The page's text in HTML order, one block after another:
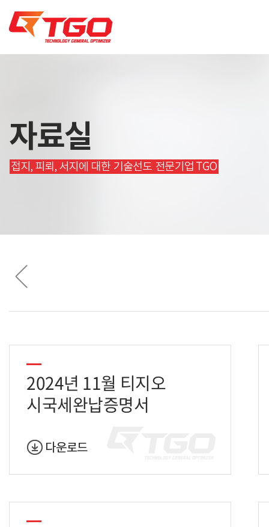
2024년 11월 티지오
시국세완납증명서